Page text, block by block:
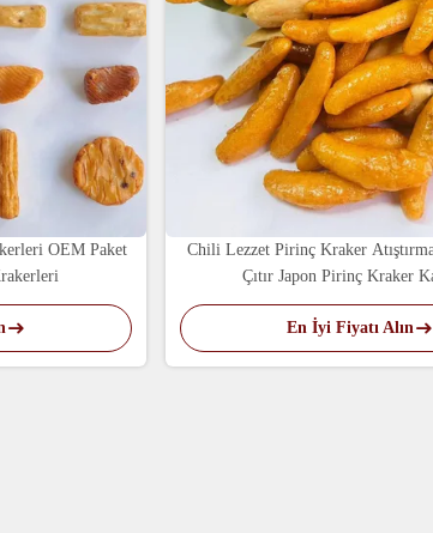
OEM Paket
Chili Lezzet Pirinç Kraker
Çıtır Japon Pirinç Kraker
En İyi Fiyatı Alın